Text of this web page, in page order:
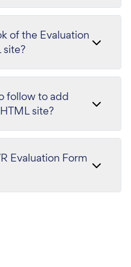
of the Evaluation
site?
follow to add
site?
Evaluation Form